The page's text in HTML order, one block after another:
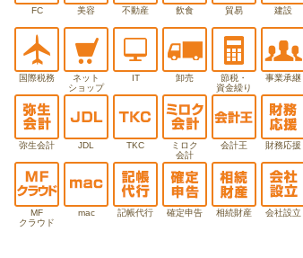
FC 美容 不動産 飲食 貿易 建設
国際税務
ネット
ショップ
IT 卸売
節税・
資金繰り
事業承継
弥生会計 JDL TKC
ミロク
会計
会計王 財務応援
MF
クラウド
mac 記帳代行 確定申告 相続財産 会社設立